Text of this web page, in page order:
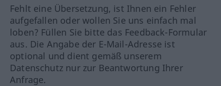
Fehlt eine Übersetzung, ist Ihnen ein Fehler
aufgefallen oder wollen Sie uns einfach mal
loben? Füllen Sie bitte das Feedback-Formular
aus. Die Angabe der E-Mail-Adresse ist
optional und dient gemäß unserem
Datenschutz nur zur Beantwortung Ihrer
Anfrage.